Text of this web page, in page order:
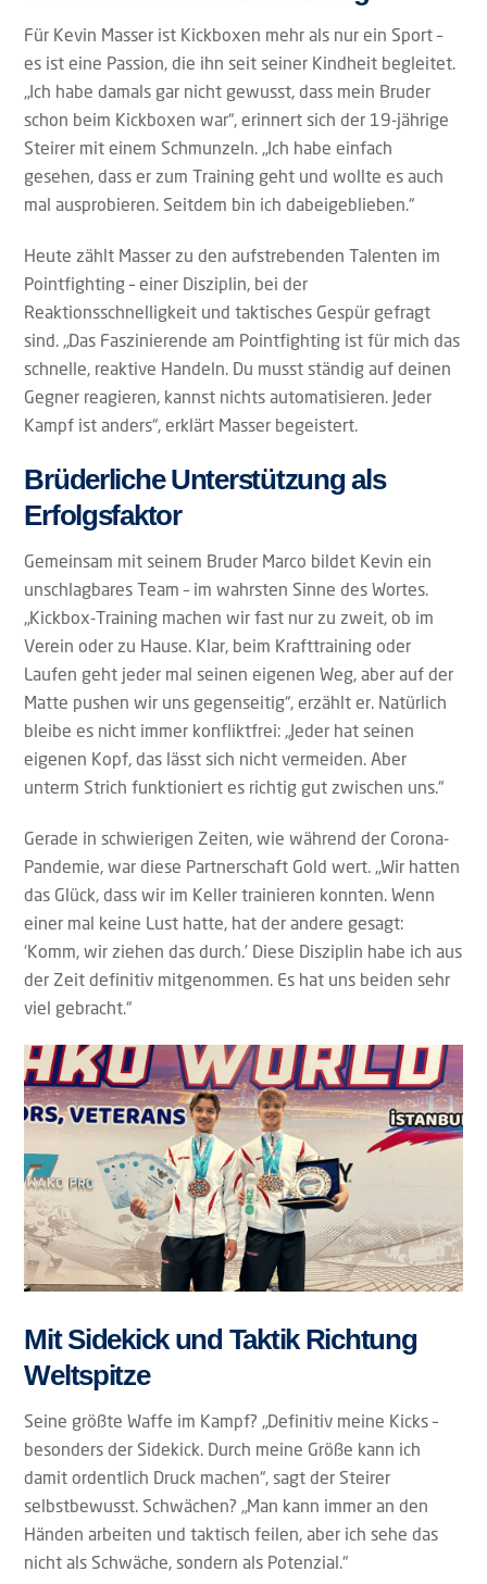
Für Kevin Masser ist Kickboxen mehr als nur ein Sport –
es ist eine Passion, die ihn seit seiner Kindheit begleitet.
„Ich habe damals gar nicht gewusst, dass mein Bruder
schon beim Kickboxen war“, erinnert sich der 19-jährige
Steirer mit einem Schmunzeln. „Ich habe einfach
gesehen, dass er zum Training geht und wollte es auch
mal ausprobieren. Seitdem bin ich dabeigeblieben.“
Heute zählt Masser zu den aufstrebenden Talenten im
Pointfighting – einer Disziplin, bei der
Reaktionsschnelligkeit und taktisches Gespür gefragt
sind. „Das Faszinierende am Pointfighting ist für mich das
schnelle, reaktive Handeln. Du musst ständig auf deinen
Gegner reagieren, kannst nichts automatisieren. Jeder
Kampf ist anders“, erklärt Masser begeistert.
Brüderliche Unterstützung als
Erfolgsfaktor
Gemeinsam mit seinem Bruder Marco bildet Kevin ein
unschlagbares Team – im wahrsten Sinne des Wortes.
„Kickbox-Training machen wir fast nur zu zweit, ob im
Verein oder zu Hause. Klar, beim Krafttraining oder
Laufen geht jeder mal seinen eigenen Weg, aber auf der
Matte pushen wir uns gegenseitig“, erzählt er. Natürlich
bleibe es nicht immer konfliktfrei: „Jeder hat seinen
eigenen Kopf, das lässt sich nicht vermeiden. Aber
unterm Strich funktioniert es richtig gut zwischen uns.“
Gerade in schwierigen Zeiten, wie während der Corona-
Pandemie, war diese Partnerschaft Gold wert. „Wir hatten
das Glück, dass wir im Keller trainieren konnten. Wenn
einer mal keine Lust hatte, hat der andere gesagt:
‘Komm, wir ziehen das durch.’ Diese Disziplin habe ich aus
der Zeit definitiv mitgenommen. Es hat uns beiden sehr
viel gebracht.“
Mit Sidekick und Taktik Richtung
Weltspitze
Seine größte Waffe im Kampf? „Definitiv meine Kicks –
besonders der Sidekick. Durch meine Größe kann ich
damit ordentlich Druck machen“, sagt der Steirer
selbstbewusst. Schwächen? „Man kann immer an den
Händen arbeiten und taktisch feilen, aber ich sehe das
nicht als Schwäche, sondern als Potenzial.“